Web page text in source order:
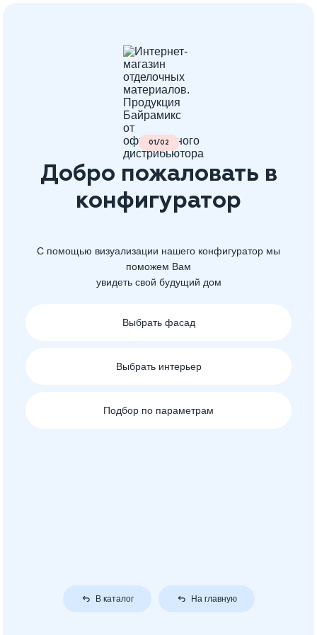
01/02
Добро пожаловать в
конфигуратор
С помощью визуализации нашего конфигуратор мы
поможем Вам
увидеть свой будущий дом
Выбрать фасад
Выбрать интерьер
Подбор по параметрам
В каталог На главную